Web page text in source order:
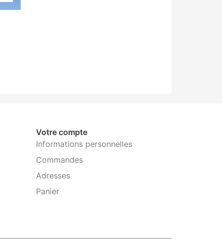
Votre compte
Informations personnelles
Commandes
Adresses
Panier